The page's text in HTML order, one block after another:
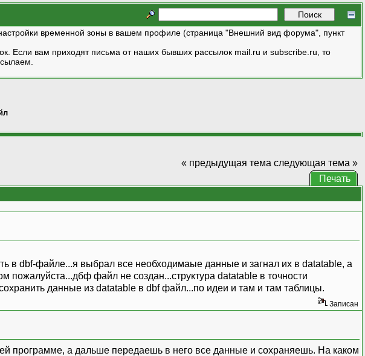
временной зоны в вашем профиле (страница "Внешний вид форума", пункт
Если вам приходят письма от наших бывших рассылок mail.ru и subscribe.ru, то
« предыдущая тема следующая тема »
Печать
в dbf-файле...я выбрал все необходимаые данные и загнал их в datatable, а
пожалуйста...дбф файл не создан...структура datatable в точности
данные из datatable в dbf файл...по идеи и там и там таблицы.
Записан
программе, а дальше передаешь в него все данные и сохраняешь. На каком